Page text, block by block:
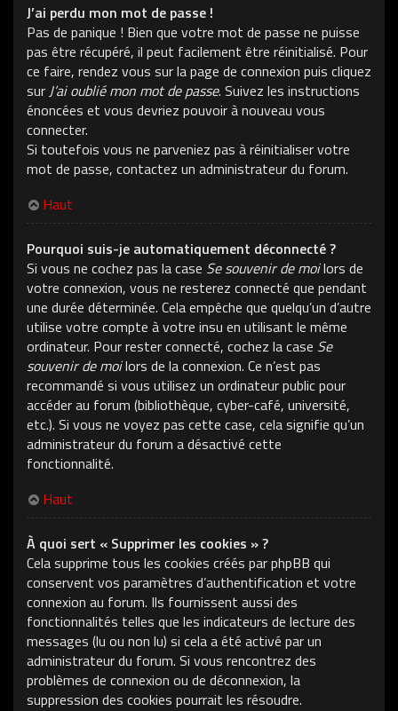
J’ai perdu mon mot de passe !
Pas de panique ! Bien que votre mot de passe ne puisse
pas être récupéré, il peut facilement être réinitialisé. Pour
ce faire, rendez vous sur la page de connexion puis cliquez
sur J’ai oublié mon mot de passe. Suivez les instructions
énoncées et vous devriez pouvoir à nouveau vous
connecter.
Si toutefois vous ne parveniez pas à réinitialiser votre
mot de passe, contactez un administrateur du forum.
Haut
Pourquoi suis-je automatiquement déconnecté ?
Si vous ne cochez pas la case Se souvenir de moilors de
votre connexion, vous ne resterez connecté que pendant
une durée déterminée. Cela empêche que quelqu’un d’autre
utilise votre compte à votre insu en utilisant le même
ordinateur. Pour rester connecté, cochez la case Se
souvenir de moilors de la connexion. Ce n’est pas
recommandé si vous utilisez un ordinateur public pour
accéder au forum (bibliothèque, cyber-café, université,
etc.). Si vous ne voyez pas cette case, cela signifie qu’un
administrateur du forum a désactivé cette
fonctionnalité.
Haut
À quoi sert « Supprimer les cookies » ?
Cela supprime tous les cookies créés par phpBB qui
conservent vos paramètres d’authentification et votre
connexion au forum. Ils fournissent aussi des
fonctionnalités telles que les indicateurs de lecture des
messages (lu ou non lu) si cela a été activé par un
administrateur du forum. Si vous rencontrez des
problèmes de connexion ou de déconnexion, la
suppression des cookies pourrait les résoudre.